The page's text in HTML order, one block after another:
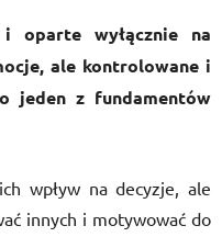
oparte wyłącznie na
ale kontrolowane i
jeden z fundamentów
wpływ na decyzje, ale
innych i motywować do